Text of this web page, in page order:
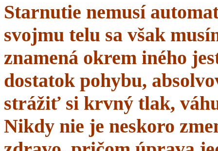
Starnutie nemusí
svojmu telu sa však
znamená okrem iného
dostatok pohybu,
strážiť si krvný tlak,
Nikdy nie je neskoro